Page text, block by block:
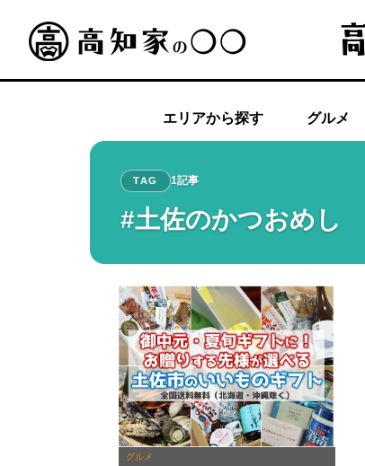
エリアから探す グルメ
TAG 1記事
#土佐のかつおめし
グルメ